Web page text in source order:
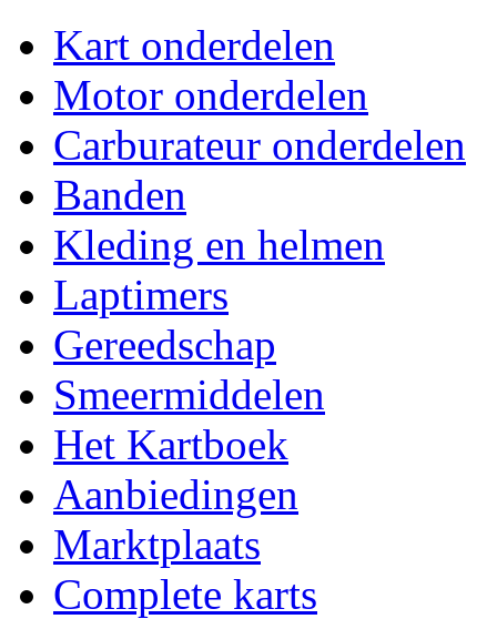
Kart onderdelen
Motor onderdelen
Carburateur onderdelen
Banden
Kleding en helmen
Laptimers
Gereedschap
Smeermiddelen
Het Kartboek
Aanbiedingen
Marktplaats
Complete karts